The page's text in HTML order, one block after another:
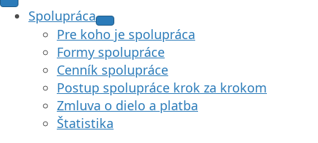
Spolupráca
Pre koho je spolupráca
Formy spolupráce
Cenník spolupráce
Postup spolupráce krok za krokom
Zmluva o dielo a platba
Štatistika